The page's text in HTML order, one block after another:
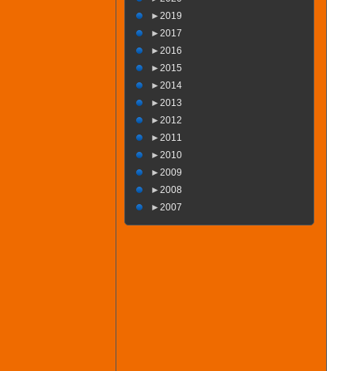
► 2019
► 2017
► 2016
► 2015
► 2014
► 2013
► 2012
► 2011
► 2010
► 2009
► 2008
► 2007